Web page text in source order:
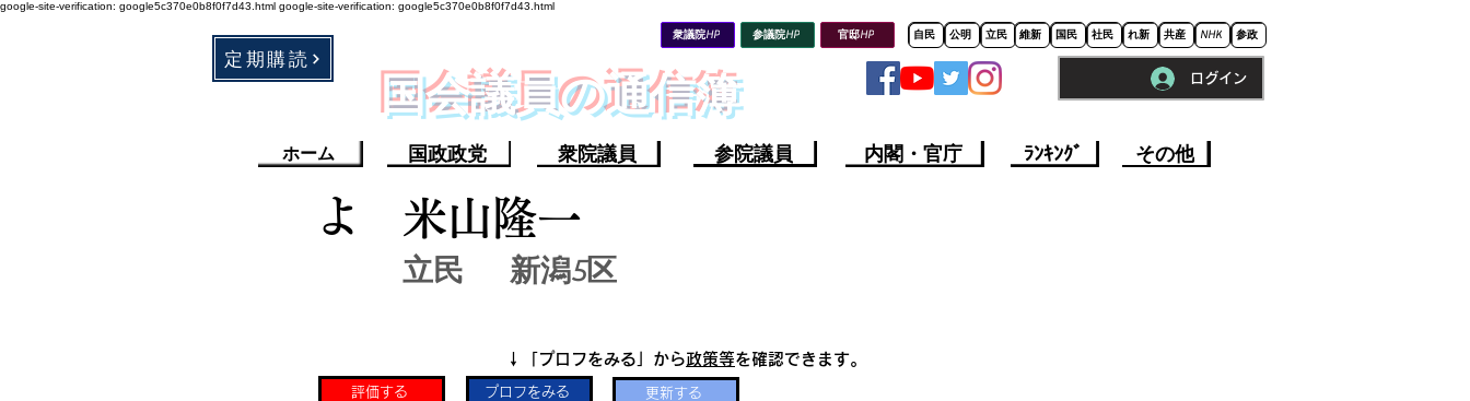
google-site-verification: google5c370e0b8f0f7d43.html google-site-verification: google5c370e0b8f0f7d43.html
定期購読
衆議院HP 参議院HP
​国会議員の通信簿
ホーム 国政政党 衆院議員 参院議員
官邸HP 自民 公明 立民 維新 国民 社民 れ新 共産 NHK 参政
ログイン
内閣・官庁 ﾗﾝｷﾝｸﾞ その他
よ 米山隆一
立民 新潟5区
​↓「プロフをみる」から政策等を確認できます。
評価する プロフをみる 更新する